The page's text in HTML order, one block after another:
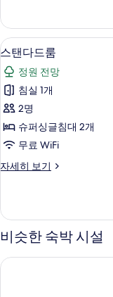
두
보
기
위
트
자
세
히
보
기
스
탠
다
드
룸
사
모
보
기
8
스탠다드룸
정원 전망
침실 1개
2명
슈퍼싱글침대 2개
무료 WiFi
자세히 보기
스
룸
자
세
보
비슷한 숙박 시설
시브리즈 가든